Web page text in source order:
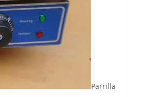
Parrilla